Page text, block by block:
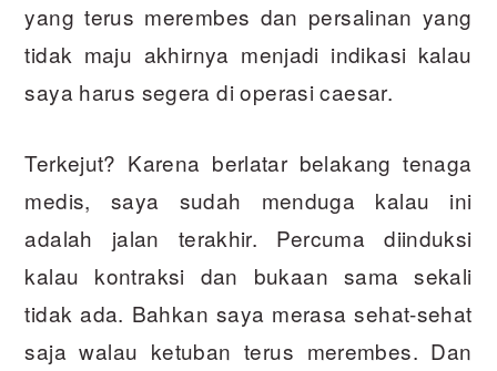
yang terus merembes dan persalinan yang
tidak maju akhirnya menjadi indikasi kalau
saya harus segera di operasi caesar.
Terkejut? Karena berlatar belakang tenaga
medis, saya sudah menduga kalau ini
adalah jalan terakhir. Percuma diinduksi
kalau kontraksi dan bukaan sama sekali
tidak ada. Bahkan saya merasa sehat-sehat
saja walau ketuban terus merembes. Dan